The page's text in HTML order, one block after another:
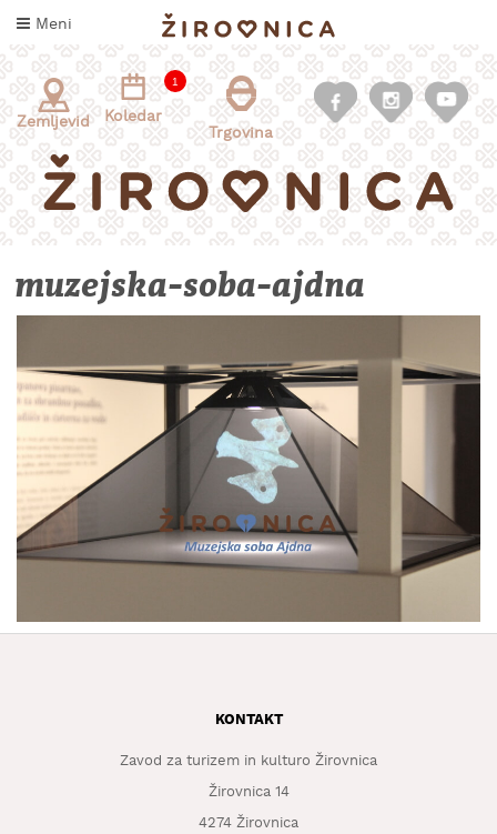
na
Meni
ZA
OBISKOVALCE
KAJ
DOŽIVETI
KAJ
OKUSITI
Zemljevid
1
Koledar
Trgovina
muzejska-soba-ajdna
KONTAKT
Zavod za turizem in kulturo Žirovnica
Žirovnica 14
4274 Žirovnica